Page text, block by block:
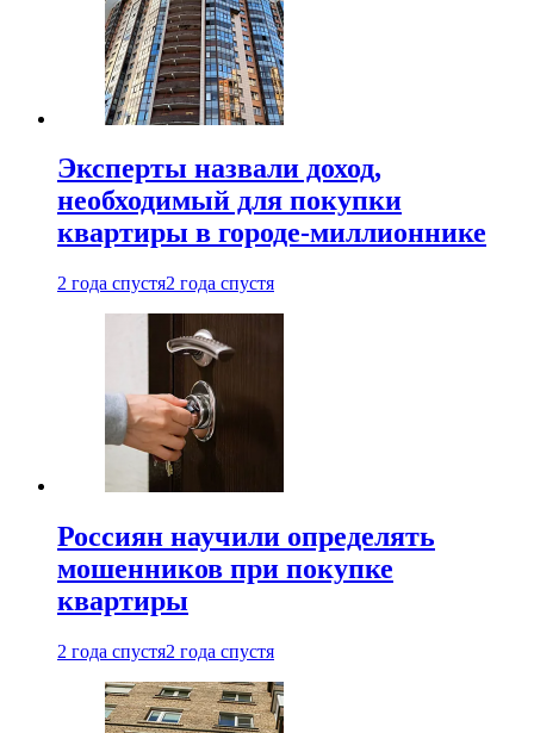
Эксперты назвали доход,
необходимый для покупки
квартиры в городе-миллионнике
2 года спустя2 года спустя
Россиян научили определять
мошенников при покупке
квартиры
2 года спустя2 года спустя